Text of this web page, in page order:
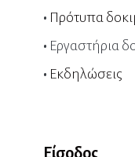
• Πρότυπα
• Εργαστήρια
• Εκδηλώσεις
Είσοδος